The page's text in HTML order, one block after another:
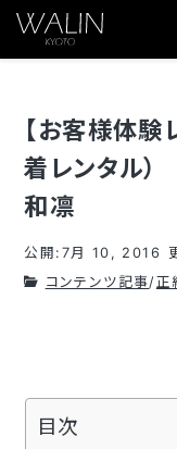
【お客様体験
着レンタル
和凛
公開:7月 10, 2016
コンテンツ記事/正
目次